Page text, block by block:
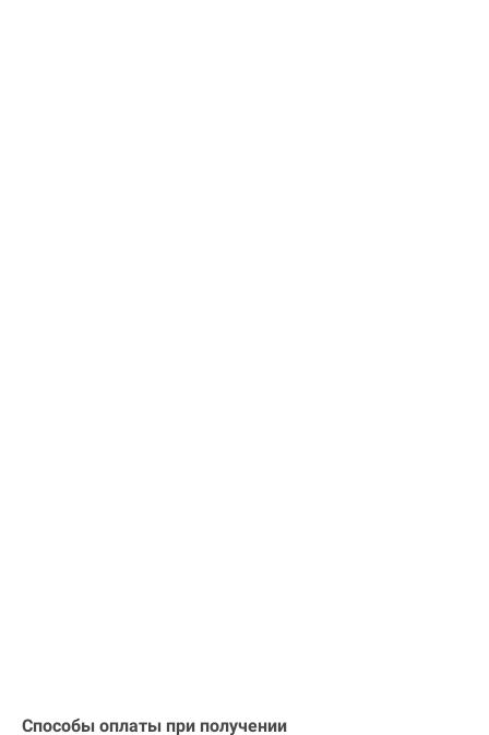
Способы оплаты при получении